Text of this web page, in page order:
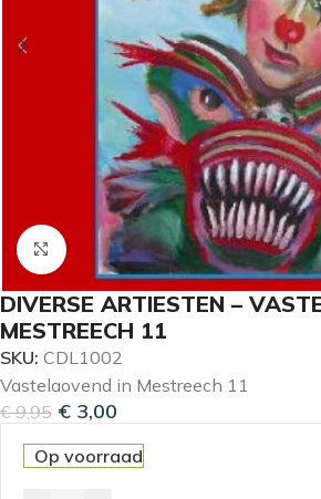
Klik om te vergroten
DIVERSE ARTIESTEN –
MESTREECH 11
SKU: CDL1002
Vastelaovend in Mestreech 11
€9,95 € 3,00
Op voorraad